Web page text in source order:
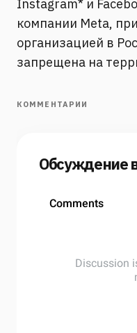
Instagram* и
компании Meta,
организацией в
запрещена на
КОММЕНТАРИИ
Обсуждение